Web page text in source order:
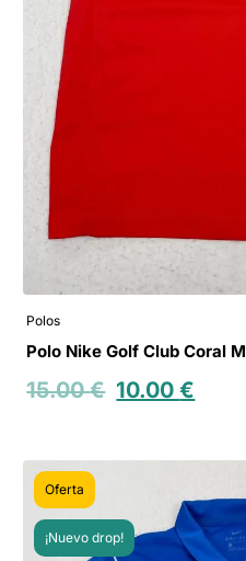
Polos
Polo Nike Golf Club Coral M
15.00€ 10.00€
Oferta
¡Nuevo drop!